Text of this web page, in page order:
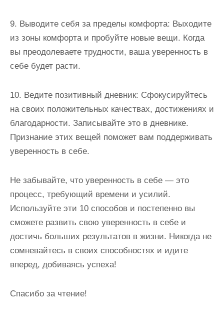
9. Выводите себя за пределы комфорта: Выходите
из зоны комфорта и пробуйте новые вещи. Когда
вы преодолеваете трудности, ваша уверенность в
себе будет расти.
10. Ведите позитивный дневник: Сфокусируйтесь
на своих положительных качествах, достижениях и
благодарности. Записывайте это в дневнике.
Признание этих вещей поможет вам поддерживать
уверенность в себе.
Не забывайте, что уверенность в себе — это
процесс, требующий времени и усилий.
Используйте эти 10 способов и постепенно вы
сможете развить свою уверенность в себе и
достичь больших результатов в жизни. Никогда не
сомневайтесь в своих способностях и идите
вперед, добиваясь успеха!
Спасибо за чтение!